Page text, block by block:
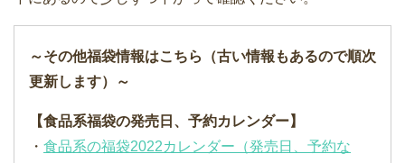
～その他福袋情報はこちら（古い情報もあるので順次
更新します）～
【食品系福袋の発売日、予約カレンダー】
・ 食品系の福袋2022カレンダー（発売日、予約な